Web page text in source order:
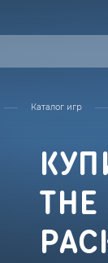
Каталог игр
THE